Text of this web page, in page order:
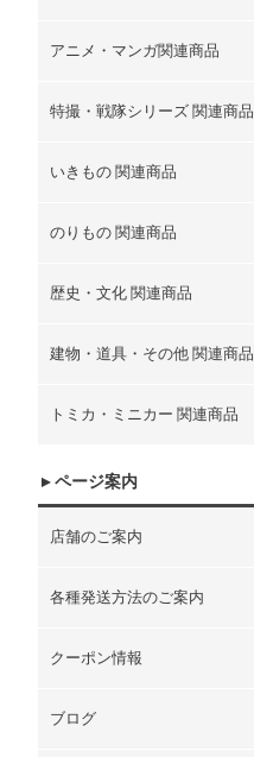
アニメ・マンガ関連商品
特撮・戦隊シリーズ 関連商品
いきもの 関連商品
のりもの 関連商品
歴史・文化 関連商品
建物・道具・その他 関連商品
トミカ・ミニカー 関連商品
ページ案内
店舗のご案内
各種発送方法のご案内
クーポン情報
ブログ